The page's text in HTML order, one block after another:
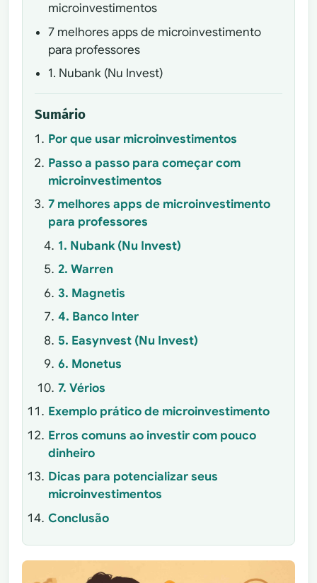
microinvestimentos
7 melhores apps de microinvestimento
para professores
1. Nubank (Nu Invest)
Sumário
Por que usar microinvestimentos
Passo a passo para começar com
microinvestimentos
7 melhores apps de microinvestimento
para professores
1. Nubank (Nu Invest)
2. Warren
3. Magnetis
4. Banco Inter
5. Easynvest (Nu Invest)
6. Monetus
7. Vérios
Exemplo prático de microinvestimento
Erros comuns ao investir com pouco
dinheiro
Dicas para potencializar seus
microinvestimentos
Conclusão